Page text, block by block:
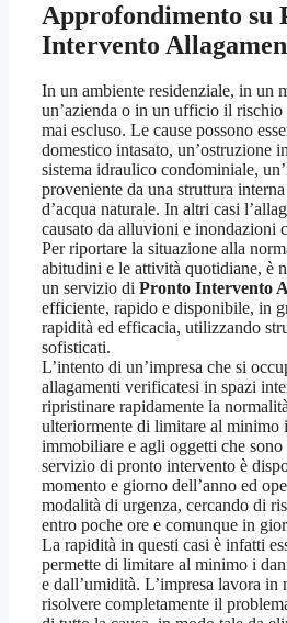
Approfondimento su
Intervento
In un ambiente residenziale, in un
un’azienda o in un ufficio il rischio
mai escluso. Le cause possono
domestico intasato, un’ostruzione
sistema idraulico condominiale,
proveniente da una struttura
d’acqua naturale. In altri casi
causato da alluvioni e inondazioni
Per riportare la situazione alla
abitudini e le attività quotidiane, è
un servizio di Pronto Intervento
efficiente, rapido e disponibile, in
rapidità ed efficacia, utilizzando
sofisticati.
L’intento di un’impresa che si
allagamenti verificatesi in spazi
ripristinare rapidamente la
ulteriormente di limitare al minimo
immobiliare e agli oggetti che
servizio di pronto intervento è
momento e giorno dell’anno ed
modalità di urgenza, cercando di
entro poche ore e comunque in
La rapidità in questi casi è infatti
permette di limitare al minimo i
e dall’umidità. L’impresa lavora in
risolvere completamente il